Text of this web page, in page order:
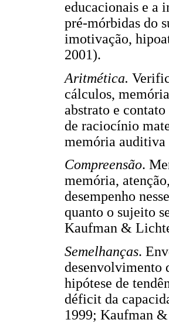
educacionais e a
pré-mórbidas do
imotivação,
2001).
Aritmética.
cálculos,
abstrato e
de raciocínio
memória
Compreensão.
memória,
desempenho
quanto o sujeito
Kaufman &
Semelhanças.
desenvolvimento
hipótese de
déficit da
1999; Kaufman